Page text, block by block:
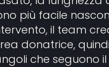
più facile
il team
donatrice,
che seguono